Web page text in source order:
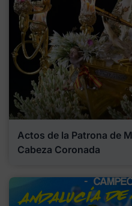
Actos de la Patrona de
Cabeza Coronada